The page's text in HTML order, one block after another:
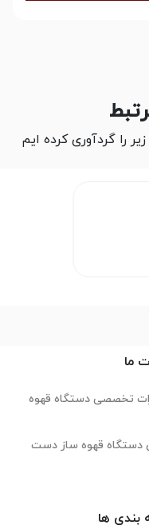
را گردآوری کرده ایم
ما
تخصصی دستگاه قهوه
دستگاه قهوه ساز دست
بندی ها